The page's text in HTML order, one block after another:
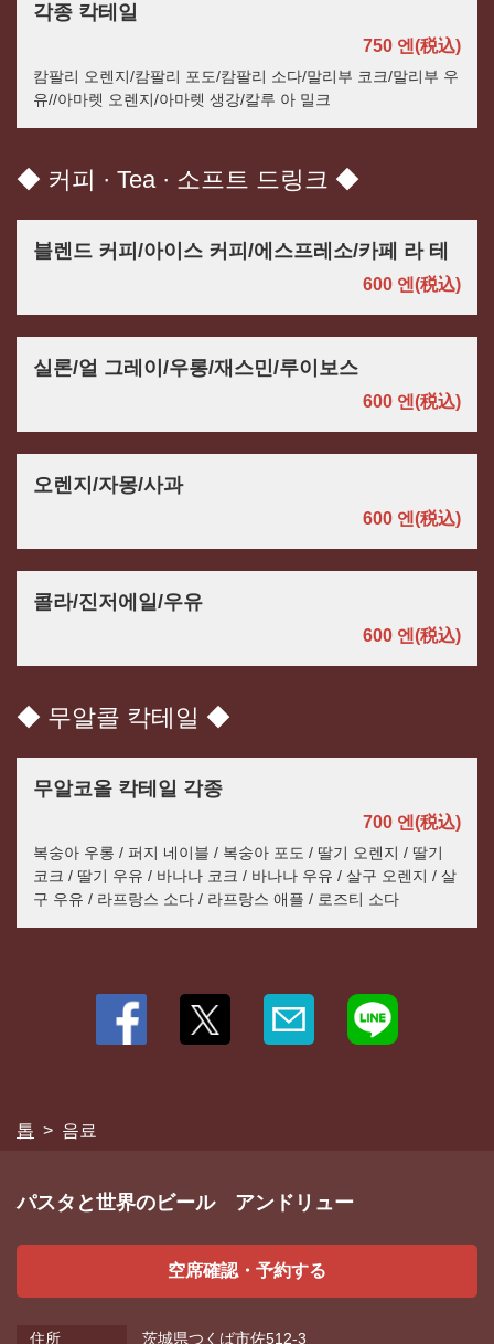
각종 칵테일
750 엔 (税込)
캄팔리 오렌지/캄팔리 포도/캄팔리 소다/말리부 코크/말리부 우
유//아마렛 오렌지/아마렛 생강/칼루 아 밀크
◆ 커피 · Tea · 소프트 드링크 ◆
블렌드 커피/아이스 커피/에스프레소/카페 라 테
600 엔 (税込)
실론/얼 그레이/우롱/재스민/루이보스
600 엔 (税込)
오렌지/자몽/사과
600 엔 (税込)
콜라/진저에일/우유
600 엔 (税込)
◆ 무알콜 칵테일 ◆
무알코올 칵테일 각종
700 엔 (税込)
복숭아 우롱 / 퍼지 네이블 / 복숭아 포도 / 딸기 오렌지 / 딸기
코크 / 딸기 우유 / 바나나 코크 / 바나나 우유 / 살구 오렌지 / 살
구 우유 / 라프랑스 소다 / 라프랑스 애플 / 로즈티 소다
톱 음료
パスタと世界のビール アンドリュー
空席確認・予約する
住所 茨城県つくば市佐512-3